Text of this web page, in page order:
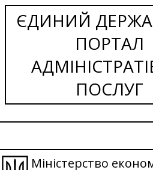
ЄДИНИЙ
ПОРТАЛ
ПОСЛУГ
Міністерство